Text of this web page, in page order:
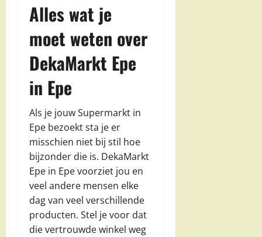
Alles wat je
moet weten over
DekaMarkt Epe
in Epe
Als je jouw Supermarkt in
Epe bezoekt sta je er
misschien niet bij stil hoe
bijzonder die is. DekaMarkt
Epe in Epe voorziet jou en
veel andere mensen elke
dag van veel verschillende
producten. Stel je voor dat
die vertrouwde winkel weg